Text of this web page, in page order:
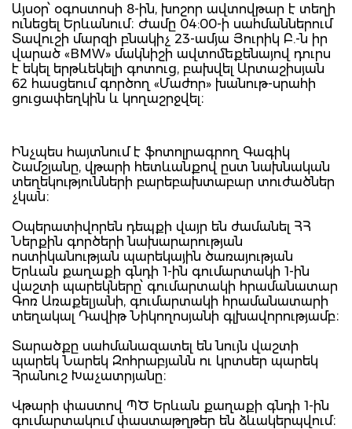
Այսօր՝ օգոստոսի 8-ին, խոշոր ավտովթար է տեղի
ունեցել Երևանում։ Ժամը 04:00-ի սահմաններում
Տավուշի մարզի բնակիչ 23-ամյա Յուրիկ Բ.-ն իր
վարած «BMW» մակնիշի ավտոմեքենայով դուրս
է եկել երթևեկելի գոտուց, բախվել Արտաշիսյան
62 հասցեում գործող «Մաժոր» խանութ-սրահի
ցուցափեղկին և կողաշրջվել։
Ինչպես հայտնում է ֆոտոլրագրող Գագիկ
Շամշյանը, վթարի հետևանքով ըստ նախնական
տեղեկությունների բարեբախտաբար տուժածներ
չկան։
Օպերատիվորեն դեպքի վայր են ժամանել ՀՀ
Ներքին գործերի նախարարության
ոստիկանության պարեկային ծառայության
Երևան քաղաքի գնդի 1-ին գումարտակի 1-ին
վաշտի պարեկները՝ գումարտակի հրամանատար
Գոռ Առաքելյանի, գումարտակի հրամանատարի
տեղակալ Դավիթ Նիկողոսյանի գլխավորությամբ։
Տարածքը սահմանազատել են նույն վաշտի
պարեկ Նարեկ Զոհրաբյանն ու կրտսեր պարեկ
Հրանուշ Խաչատրյանը։
Վթարի փաստով ՊԾ Երևան քաղաքի գնդի 1-ին
գումարտակում փաստաթղթեր են ձևակերպվում։